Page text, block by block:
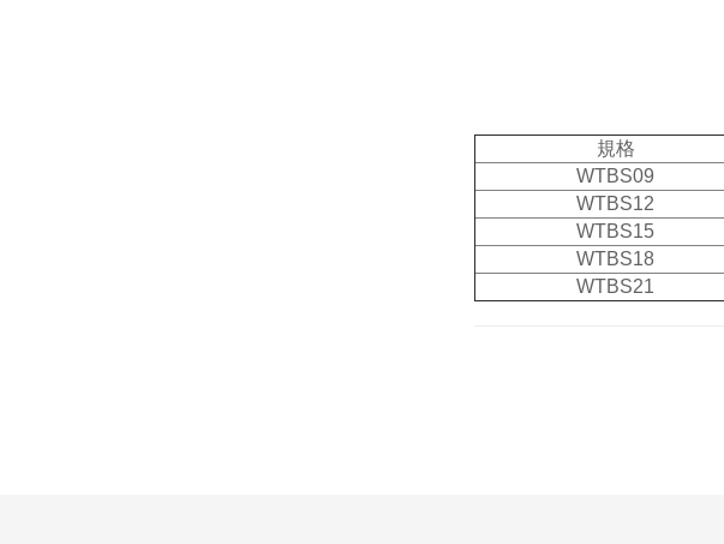
規格
WTBS09
WTBS12
WTBS15
WTBS18
WTBS21